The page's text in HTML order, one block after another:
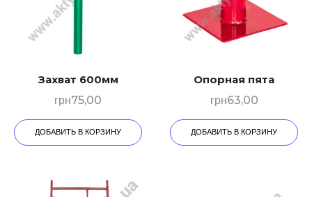
Захват 600мм
грн75,00
ДОБАВИТЬ В КОРЗИНУ
Опорная пята
грн63,00
ДОБАВИТЬ В КОРЗИНУ